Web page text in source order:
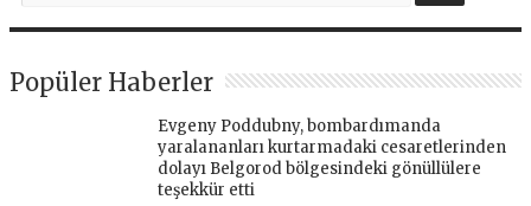
Popüler Haberler
Evgeny Poddubny, bombardımanda
yaralananları kurtarmadaki cesaretlerinden
dolayı Belgorod bölgesindeki gönüllülere
teşekkür etti